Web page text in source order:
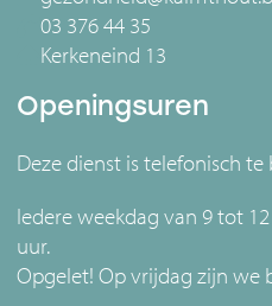
03 376 44 35
Kerkeneind 13
Openingsuren
Deze dienst is telefonisch te
Iedere weekdag van 9 tot
uur.
Opgelet! Op vrijdag zijn we